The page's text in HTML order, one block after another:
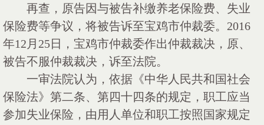
再查，原告因与被告补缴养老保险费、失业
保险费等争议，将被告诉至宝鸡市仲裁委。 2016
年12月25日，宝鸡市仲裁委作出仲裁裁决，原、
被告不服仲裁裁决，诉至法院。
一审法院认为，依据《中华人民共和国社会
保险法》第二条、第四十四条的规定，职工应当
参加失业保险，由用人单位和职工按照国家规定